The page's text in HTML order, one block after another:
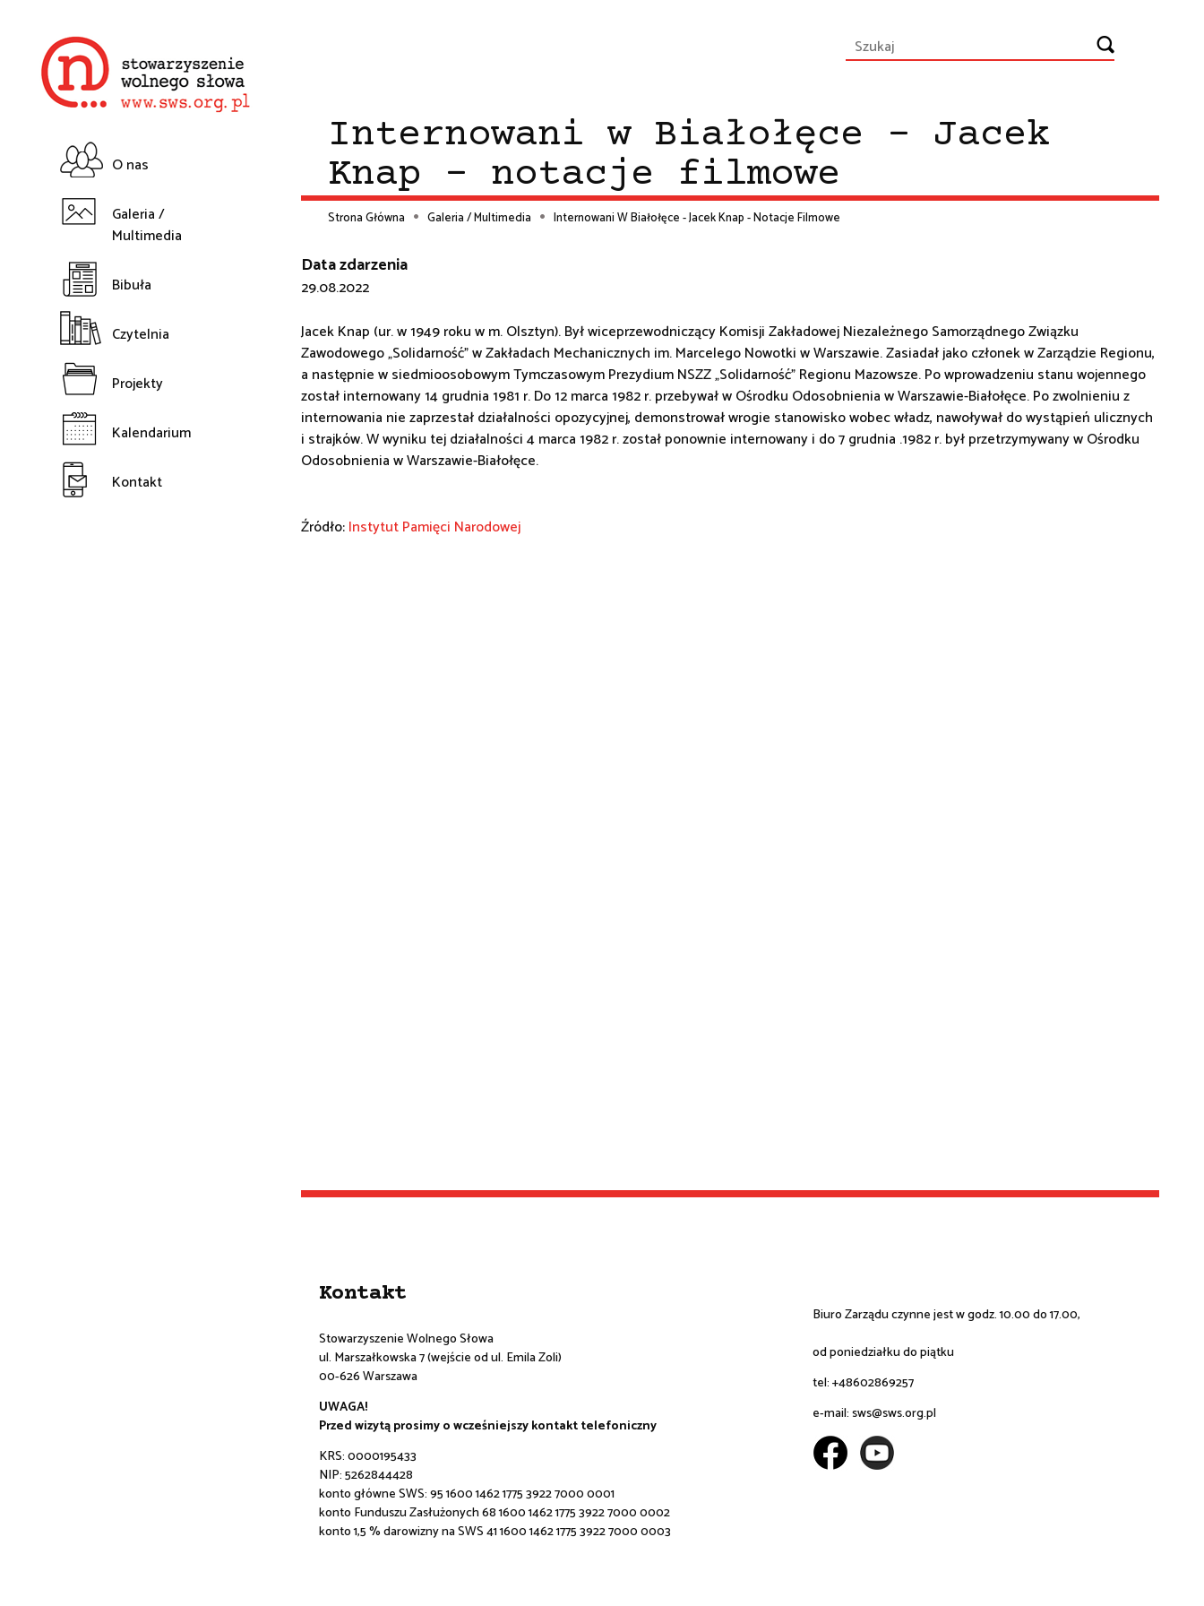
Główna
nawigacja
O nas
Galeria /
Multimedia
Bibuła
Czytelnia
Projekty
Kalendarium
Kontakt
Internowani w Białołęce - Jacek
Knap - notacje filmowe
Ścieżka
nawigacyjna
Strona Główna Galeria / Multimedia Internowani W Białołęce - Jacek Knap - Notacje Filmowe
Data zdarzenia
29.08.2022
Jacek Knap (ur. w 1949 roku w m. Olsztyn). Był wiceprzewodniczący Komisji Zakładowej Niezależnego Samorządnego Związku
Zawodowego „Solidarność” w Zakładach Mechanicznych im. Marcelego Nowotki w Warszawie. Zasiadał jako członek w Zarządzie Regionu,
a następnie w siedmioosobowym Tymczasowym Prezydium NSZZ „Solidarność” Regionu Mazowsze. Po wprowadzeniu stanu wojennego
został internowany 14 grudnia 1981 r. Do 12 marca 1982 r. przebywał w Ośrodku Odosobnienia w Warszawie-Białołęce. Po zwolnieniu z
internowania nie zaprzestał działalności opozycyjnej, demonstrował wrogie stanowisko wobec władz, nawoływał do wystąpień ulicznych
i strajków. W wyniku tej działalności 4 marca 1982 r. został ponownie internowany i do 7 grudnia .1982 r. był przetrzymywany w Ośrodku
Odosobnienia w Warszawie-Białołęce.
Źródło:Instytut Pamięci Narodowej
Kontakt
Stowarzyszenie Wolnego Słowa
ul. Marszałkowska 7 (wejście od ul. Emila Zoli)
00-626 Warszawa
UWAGA!
Przed wizytą prosimy o wcześniejszy kontakt telefoniczny
KRS: 0000195433
NIP: 5262844428
konto główne SWS:95 1600 1462 1775 3922 7000 0001
konto Funduszu Zasłużonych 68 1600 1462 1775 3922 7000 0002
konto 1,5 % darowizny na SWS 41 1600 1462 1775 3922 7000 0003
Biuro Zarządu czynne jest w godz. 10.00 do 17.00,
od poniedziałku do piątku
tel: +48602869257
e-mail:sws@sws.org.pl